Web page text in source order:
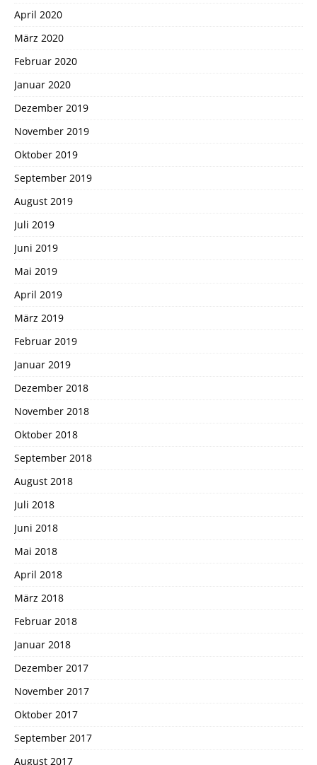
April 2020
März 2020
Februar 2020
Januar 2020
Dezember 2019
November 2019
Oktober 2019
September 2019
August 2019
Juli 2019
Juni 2019
Mai 2019
April 2019
März 2019
Februar 2019
Januar 2019
Dezember 2018
November 2018
Oktober 2018
September 2018
August 2018
Juli 2018
Juni 2018
Mai 2018
April 2018
März 2018
Februar 2018
Januar 2018
Dezember 2017
November 2017
Oktober 2017
September 2017
August 2017